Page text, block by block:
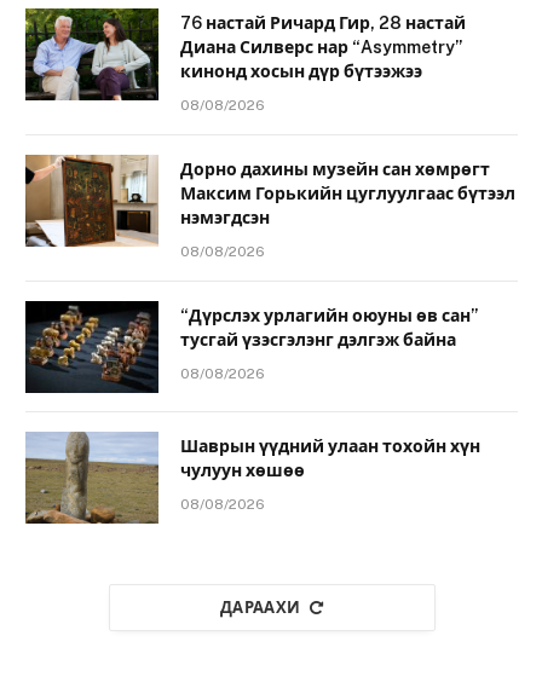
76 настай Ричард Гир, 28 настай
Диана Силверс нар “Asymmetry”
кинонд хосын дүр бүтээжээ
08/08/2026
Дорно дахины музейн сан хөмрөгт
Максим Горькийн цуглуулгаас бүтээл
нэмэгдсэн
08/08/2026
“Дүрслэх урлагийн оюуны өв сан”
тусгай үзэсгэлэнг дэлгэж байна
08/08/2026
Шаврын үүдний улаан тохойн хүн
чулуун хөшөө
08/08/2026
ДАРААХИ